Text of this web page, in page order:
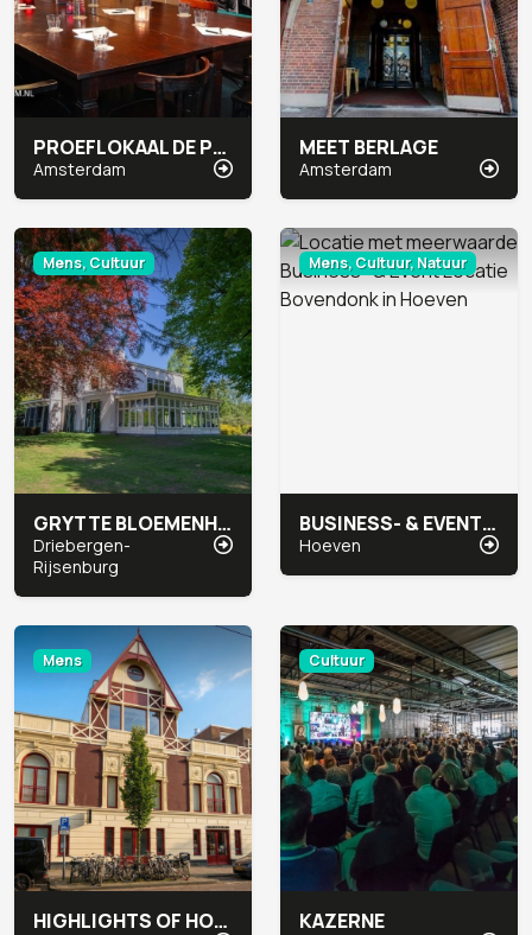
PROEFLOKAAL DE PRAEL
Amsterdam
MEET BERLAGE
Amsterdam
Mens, Cultuur
GRYTTE BLOEMENHEUVEL
Driebergen-
Rijsenburg
Mens, Cultuur, Natuur
BUSINESS- & EVENT LOCATIE BOVENDONK
Hoeven
Mens
HIGHLIGHTS OF HOLLAND
Cultuur
KAZERNE